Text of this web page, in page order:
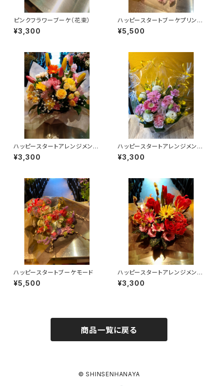
ピンクフラワーブーケ（花束）
¥3,300
ハッピースタートブーケプリンセ
ス
¥5,500
ハッピースタートアレンジメント
カラフル
¥3,300
ハッピースタートアレンジメント
ピンク
¥3,300
ハッピースタートブーケモード
¥5,500
ハッピースタートアレンジメン
ト 赤黒スタイル
¥3,300
商品一覧に戻る
© SHINSENHANAYA